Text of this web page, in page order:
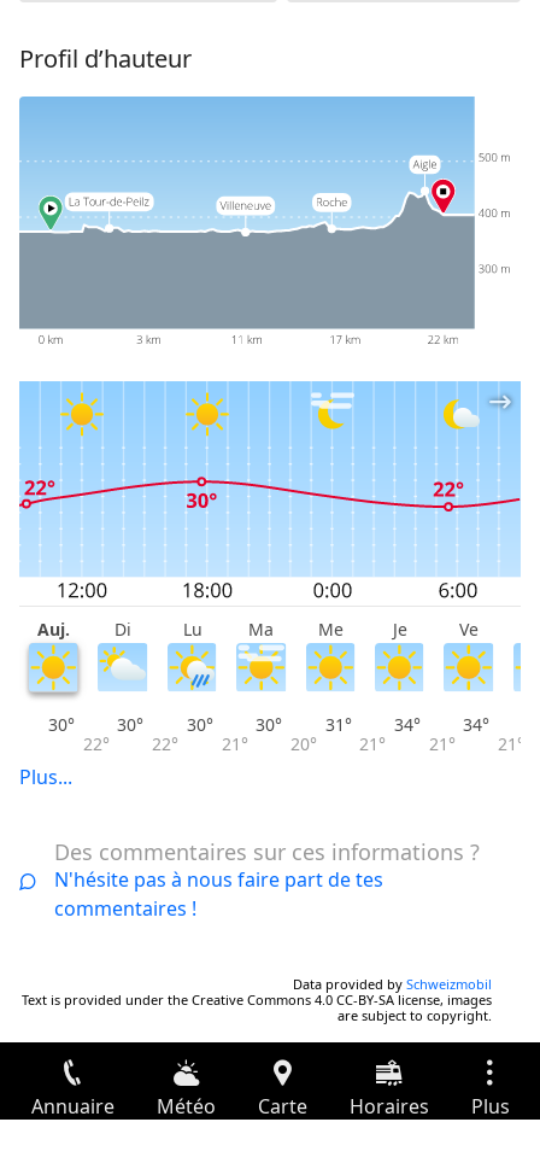
Profil d’hauteur
Auj. Di Lu Ma Me Je Ve
30°
22°
30°
22°
30°
21°
30°
20°
31°
21°
34°
21°
34°
21°
Plus...
Des commentaires sur ces informations ?
N'hésite pas à nous faire part de tes
commentaires !
Data provided by Schweizmobil
Text is provided under the Creative Commons 4.0 CC-BY-SA license, images
are subject to copyright.
Annuaire Météo Carte Horaires Plus